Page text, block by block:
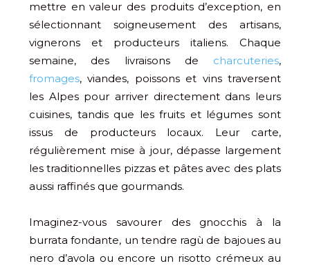
mettre en valeur des produits d’exception, en
sélectionnant soigneusement des artisans,
vignerons et producteurs italiens. Chaque
semaine, des livraisons de charcuteries,
fromages, viandes, poissons et vins traversent
les Alpes pour arriver directement dans leurs
cuisines, tandis que les fruits et légumes sont
issus de producteurs locaux. Leur carte,
régulièrement mise à jour, dépasse largement
les traditionnelles pizzas et pâtes avec des plats
aussi raffinés que gourmands.
Imaginez-vous savourer des gnocchis à la
burrata fondante, un tendre ragù de bajoues au
nero d’avola ou encore un risotto crémeux au